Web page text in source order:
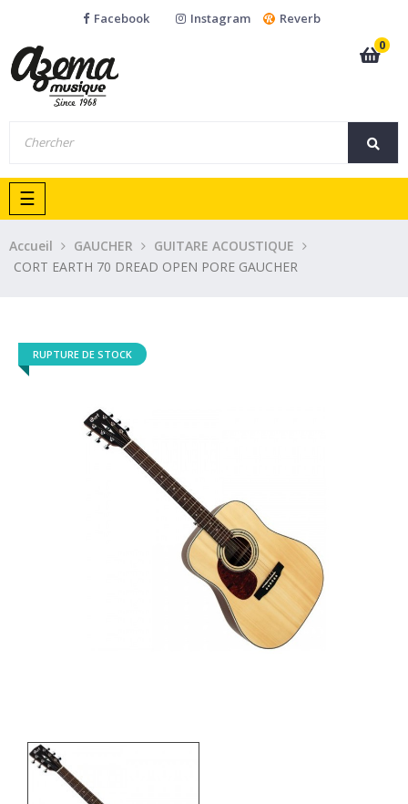
Facebook Instagram
Reverb
0
Basculer
la
navigation
☰
Accueil GAUCHER
GUITARE ACOUSTIQUE
CORT EARTH 70 DREAD OPEN PORE GAUCHER
RUPTURE DE STOCK